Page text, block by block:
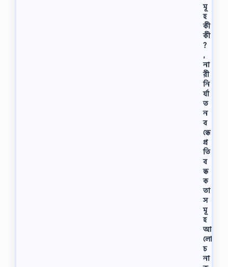
মূ
হ
কী
কী
?
,
না
রী
নি
র্যা
ত
ন
ব
ন্ধে
প্র
তি
ব
ন্ধ
ক
তা
স
মূ
হ
আ
লো
চ
না